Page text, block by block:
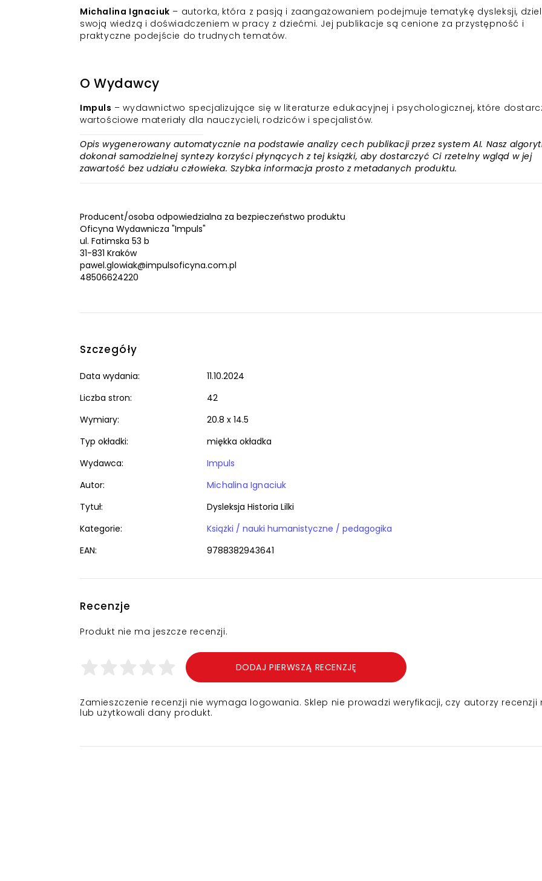
Michalina Ignaciuk – autorka, która z pasją i zaangażowaniem podejmuje tematykę dysleksji,
swoją wiedzą i doświadczeniem w pracy z dziećmi. Jej publikacje są cenione za przystępność i
praktyczne podejście do trudnych tematów.
O Wydawcy
Impuls – wydawnictwo specjalizujące się w literaturze edukacyjnej i psychologicznej, które
wartościowe materiały dla nauczycieli, rodziców i specjalistów.
Opis wygenerowany automatycznie na podstawie analizy cech publikacji przez system AI. Nasz
dokonał samodzielnej syntezy korzyści płynących z tej książki, aby dostarczyć Ci rzetelny wgląd w jej
zawartość bez udziału człowieka. Szybka informacja prosto z metadanych produktu.
Producent/osoba odpowiedzialna za bezpieczeństwo produktu
Oficyna Wydawnicza "Impuls"
ul. Fatimska 53 b
31-831 Kraków
pawel.glowiak@impulsoficyna.com.pl
48506624220
Szczegóły
Data wydania:
11.10.2024
Liczba stron:
42
Wymiary:
20.8 x 14.5
Typ okładki:
miękka okładka
Wydawca:
Impuls
Autor:
Michalina Ignaciuk
Tytuł:
Dysleksja Historia Lilki
Kategorie:
Książki / nauki humanistyczne / pedagogika
EAN:
9788382943641
Recenzje
Produkt nie ma jeszcze recenzji.
DODAJ PIERWSZĄ RECENZJĘ
Zamieszczenie recenzji nie wymaga logowania. Sklep nie prowadzi weryfikacji, czy autorzy recenzji
lub użytkowali dany produkt.